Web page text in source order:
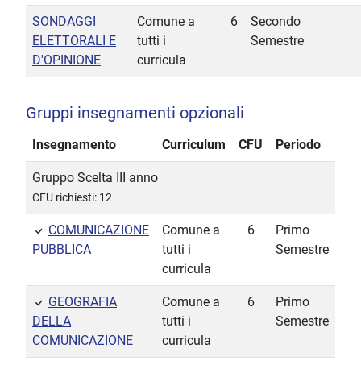
SONDAGGI
ELETTORALI E
D'OPINIONE
Comune a
tutti i
curricula
6
Secondo
Semestre
Gruppi insegnamenti opzionali
Insegnamento Curriculum CFU Periodo
Gruppo Scelta III anno
CFU richiesti: 12
COMUNICAZIONE
PUBBLICA
Comune a
tutti i
curricula
6
Primo
Semestre
GEOGRAFIA
DELLA
COMUNICAZIONE
Comune a
tutti i
curricula
6
Primo
Semestre